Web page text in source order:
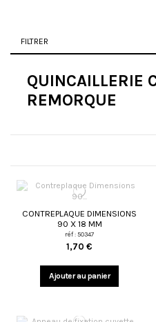
QUINCAILLERIE
REMORQUE
CONTREPLAQUE DIMENSIONS
90 X 18 MM
réf : 50347
1,70 €
Ajouter au panier
FILTRER